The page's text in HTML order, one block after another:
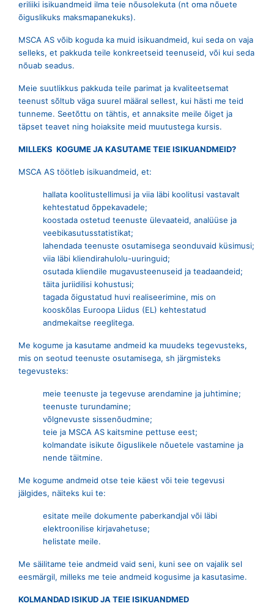
eriliiki isikuandmeid ilma teie nõusolekuta (nt oma nõuete
õiguslikuks maksmapanekuks).
MSCA AS võib koguda ka muid isikuandmeid, kui seda on vaja
selleks, et pakkuda teile konkreetseid teenuseid, või kui seda
nõuab seadus.
Meie suutlikkus pakkuda teile parimat ja kvaliteetsemat
teenust sõltub väga suurel määral sellest, kui hästi me teid
tunneme. Seetõttu on tähtis, et annaksite meile õiget ja
täpset teavet ning hoiaksite meid muutustega kursis.
MILLEKS KOGUME JA KASUTAME TEIE ISIKUANDMEID?
MSCA AS töötleb isikuandmeid, et:
hallata koolitustellimusi ja viia läbi koolitusi vastavalt
kehtestatud õppekavadele;
koostada ostetud teenuste ülevaateid, analüüse ja
veebikasutusstatistikat;
lahendada teenuste osutamisega seonduvaid küsimusi;
viia läbi kliendirahulolu-uuringuid;
osutada kliendile mugavusteenuseid ja teadaandeid;
täita juriidilisi kohustusi;
tagada õigustatud huvi realiseerimine, mis on
kooskõlas Euroopa Liidus (EL) kehtestatud
andmekaitse reeglitega.
Me kogume ja kasutame andmeid ka muudeks tegevusteks,
mis on seotud teenuste osutamisega, sh järgmisteks
tegevusteks:
meie teenuste ja tegevuse arendamine ja juhtimine;
teenuste turundamine;
võlgnevuste sissenõudmine;
teie ja MSCA AS kaitsmine pettuse eest;
kolmandate isikute õiguslikele nõuetele vastamine ja
nende täitmine.
Me kogume andmeid otse teie käest või teie tegevusi
jälgides, näiteks kui te:
esitate meile dokumente paberkandjal või läbi
elektroonilise kirjavahetuse;
helistate meile.
Me säilitame teie andmeid vaid seni, kuni see on vajalik sel
eesmärgil, milleks me teie andmeid kogusime ja kasutasime.
KOLMANDAD ISIKUD JA TEIE ISIKUANDMED